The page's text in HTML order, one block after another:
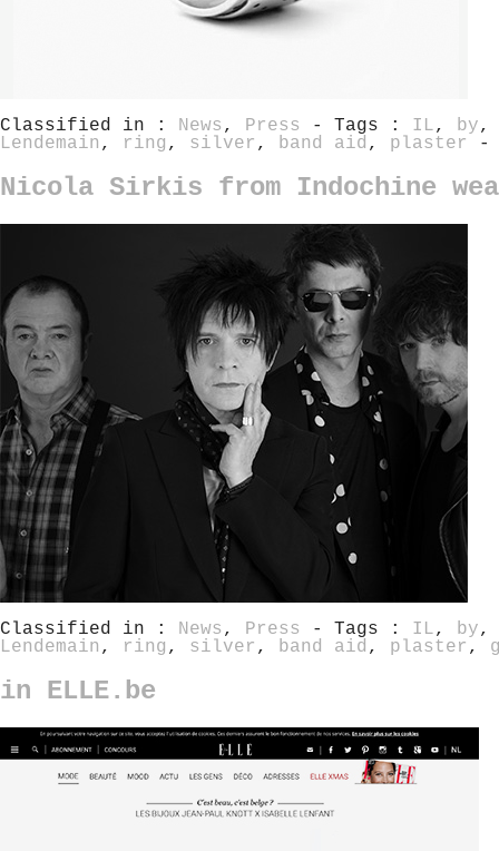
Classified in : News , Press - Tags : IL, by
Lendemain , ring , silver , band aid , plaster -
Nicola Sirkis from Indochine
Classified in : News , Press - Tags : IL, by
Lendemain , ring , silver , band aid , plaster ,
in ELLE.be